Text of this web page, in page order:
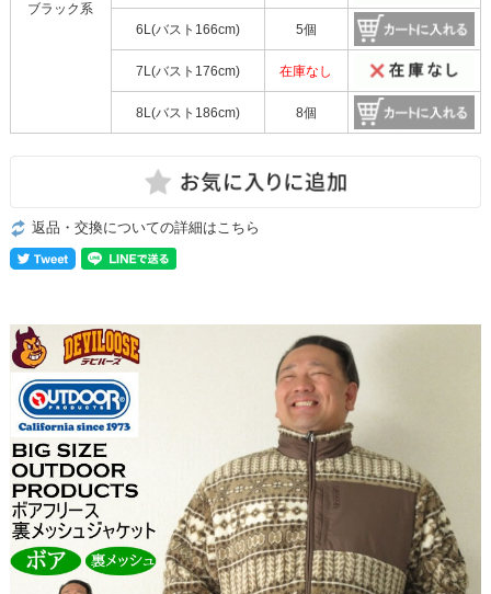
ブラック系
6L(バスト166cm) 5個
7L(バスト176cm) 在庫なし
8L(バスト186cm) 8個
返品・交換についての詳細はこちら